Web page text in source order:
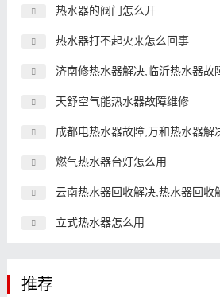
热水器的阀门怎么开
热水器打不起火来怎么回事
济南修热水器解决,临沂热水器故
天舒空气能热水器故障维修
成都电热水器故障,万和热水器解
燃气热水器台灯怎么用
云南热水器回收解决,热水器回收
立式热水器怎么用
推荐